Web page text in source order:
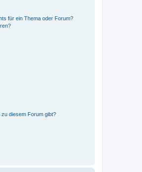
für ein Thema oder Forum?
diesem Forum gibt?